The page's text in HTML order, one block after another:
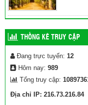
THỐNG KÊ TRUY CẬP
Đang trực tuyến: 12
Hôm nay: 989
Tổng truy cập:
Địa chỉ IP: 216.73.216.84